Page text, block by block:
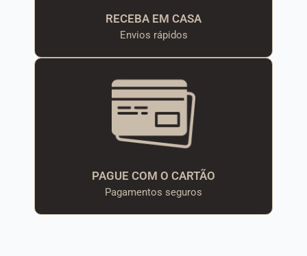
RECEBA EM CASA
Envios rápidos
PAGUE COM O CARTÃO
Pagamentos seguros